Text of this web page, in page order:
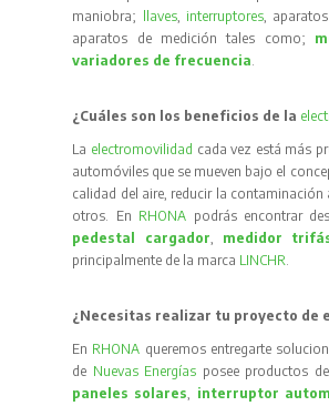
maniobra;
llaves, interruptores,
aparatos de medición tales como;
variadores de frecuencia.
¿Cuáles son los beneficios de la
La electromovilidad cada vez está más
automóviles que se mueven bajo el
calidad del aire, reducir la
otros. En RHONA podrás encontrar
pedestal cargador, medidor
principalmente de la marca LINCHR.
¿Necesitas realizar tu proyecto de
En RHONA queremos entregarte
de Nuevas Energías posee productos
paneles solares, interruptor